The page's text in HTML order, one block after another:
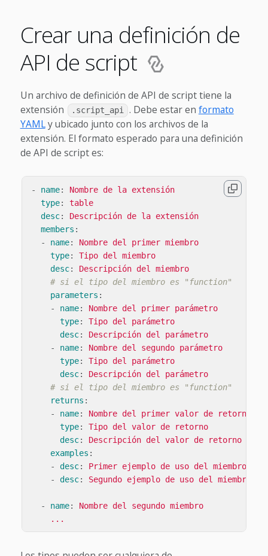
Crear una definición de
API de script
Un archivo de definición de API de script tiene la
extensión
.script_api . Debe estar en formato
YAMLy ubicado junto con los archivos de la
extensión. El formato esperado para una definición
de API de script es:
- name:
Nombre de la extensión
type:
table
desc:
Descripción de la extensión
members :
-
name:
Nombre del primer miembro
type:
Tipo del miembro
desc:
Descripción del miembro
# si el tipo del miembro es "function"
parameters :
-
name:
Nombre del primer parámetro
type:
Tipo del parámetro
desc:
Descripción del parámetro
-
name:
Nombre del segundo parámetro
type:
Tipo del parámetro
desc:
Descripción del parámetro
# si el tipo del miembro es "function"
returns :
-
name:
Nombre del primer valor de retorno
type:
Tipo del valor de retorno
desc:
Descripción del valor de retorno
examples :
-
desc:
Primer ejemplo de uso del miembro
-
desc: Segundo ejemplo de uso del miembro
- name:
Nombre del segundo miembro
...